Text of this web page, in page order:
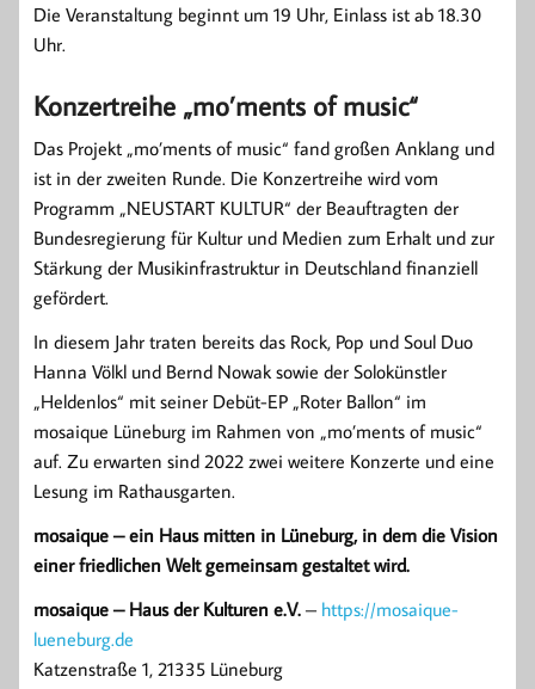
Die Veranstaltung beginnt um 19 Uhr, Einlass ist ab 18.30
Uhr.
Konzertreihe „mo’ments of music“
Das Projekt „mo’ments of music“ fand großen Anklang und
ist in der zweiten Runde. Die Konzertreihe wird vom
Programm „NEUSTART KULTUR“ der Beauftragten der
Bundesregierung für Kultur und Medien zum Erhalt und zur
Stärkung der Musikinfrastruktur in Deutschland finanziell
gefördert.
In diesem Jahr traten bereits das Rock, Pop und Soul Duo
Hanna Völkl und Bernd Nowak sowie der Solokünstler
„Heldenlos“ mit seiner Debüt-EP „Roter Ballon“ im
mosaique Lüneburg im Rahmen von „mo’ments of music“
auf. Zu erwarten sind 2022 zwei weitere Konzerte und eine
Lesung im Rathausgarten.
mosaique – ein Haus mitten in Lüneburg, in dem die Vision
einer friedlichen Welt gemeinsam gestaltet wird.
mosaique – Haus der Kulturen e.V. – https://mosaique-
lueneburg.de
Katzenstraße 1, 21335 Lüneburg